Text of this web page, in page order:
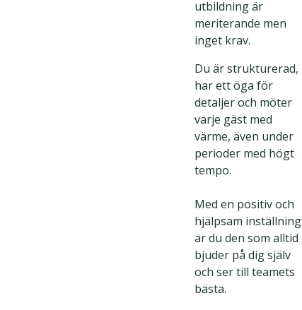
utbildning är
meriterande men
inget krav.
Du är strukturerad,
har ett öga för
detaljer och möter
varje gäst med
värme, även under
perioder med högt
tempo.
Med en positiv och
hjälpsam inställning
är du den som alltid
bjuder på dig själv
och ser till teamets
bästa.